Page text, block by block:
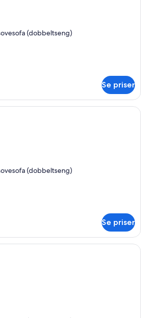
(dobbeltseng)
Se priser
Et moderne udendørs
(dobbeltseng)
Se priser
Et moderne soveværelse med seng,